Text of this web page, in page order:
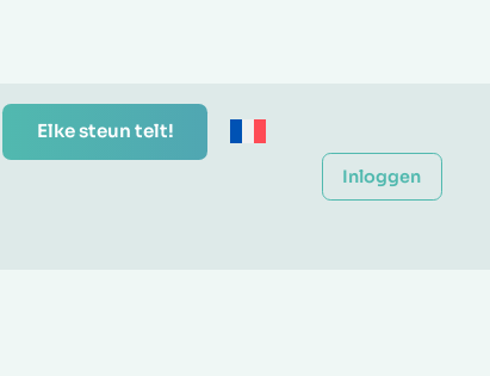
Elke steun telt!
Inloggen